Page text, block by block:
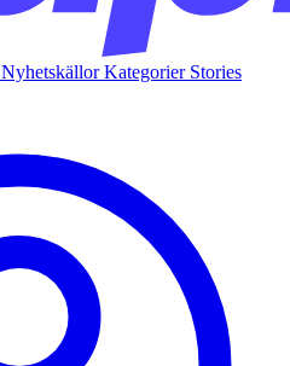
NyhetskällorKategorier Stories